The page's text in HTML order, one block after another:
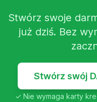
Stwórz swoje
już dziś. Bez
Stwórz swój
✓ Nie wymaga karty